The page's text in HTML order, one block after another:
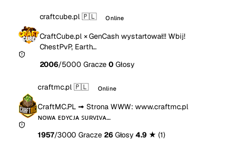
craftcube.pl 🇵🇱 Online
CraftCube.pl × GenCash wystartował!! Wbij!
ChestPvP, Earth…
2006/5000 Gracze 0 Głosy
craftmc.pl 🇵🇱 Online
CraftMC.PL ➟ Strona WWW: www.craftmc.pl
ɴᴏᴡᴀ ᴇᴅʏᴄᴊᴀ ꜱᴜʀᴠɪᴠᴀ…
1957/3000 Gracze 26Głosy 4.9 ★ (1)